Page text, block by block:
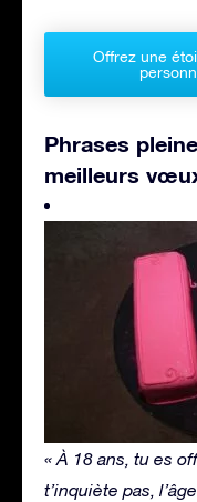
Offrez une
Phrases
meilleurs
« À 18 ans, tu es
t’inquiète pas,